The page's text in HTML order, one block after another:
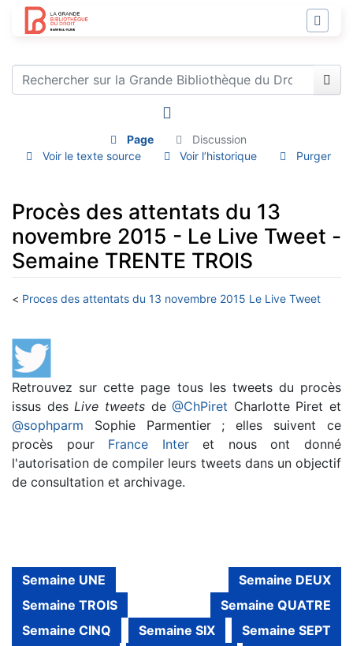
Page
Discussion
Voir le texte source
Voir l’historique Purger
Procès des attentats du 13
novembre 2015 - Le Live Tweet -
Semaine TRENTE TROIS
< Proces des attentats du 13 novembre 2015 Le Live Tweet
Retrouvez sur cette page tous les tweets du procès
issus des Live tweetsde@ChPiret Charlotte Piret et
@sophparm Sophie Parmentier ; elles suivent ce
procès pour France Interet nous ont donné
l'autorisation de compiler leurs tweets dans un objectif
de consultation et archivage.
Semaine UNE
Semaine DEUX
Semaine TROIS
Semaine QUATRE
Semaine CINQ
Semaine SIX
Semaine SEPT